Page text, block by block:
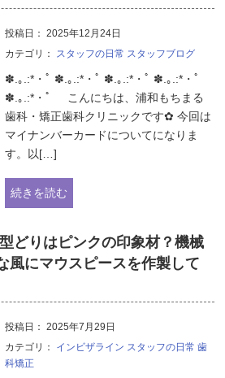
投稿日： 2025年12月24日
カテゴリ：
スタッフの日常 スタッフブログ
✽.｡.:*・ﾟ ✽.｡.:*・ﾟ ✽.｡.:*・ﾟ ✽.｡.:*・ﾟ
✽.｡.:*・ﾟ こんにちは、浦和もちまる
歯科・矯正歯科クリニックです✿ 今回は
マイナンバーカードについてになりま
す。以[…]
続きを読む
どりはピンクの印象材？機械
風にマウスピースを作製して
投稿日： 2025年7月29日
カテゴリ： インビザライン スタッフの日常 歯
科矯正